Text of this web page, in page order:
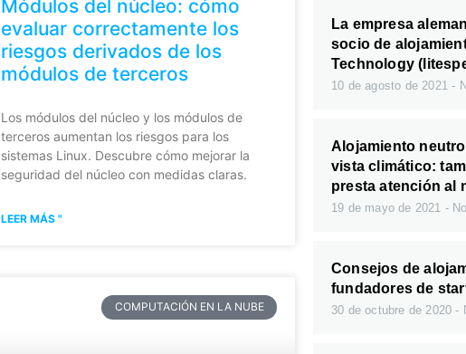
Módulos del núcleo: cómo
evaluar correctamente los
riesgos derivados de los
módulos de terceros
Los módulos del núcleo y los módulos de
terceros aumentan los riesgos para los
sistemas Linux. Descubre cómo mejorar la
seguridad del núcleo con medidas claras.
LEER MÁS "
COMPUTACIÓN EN LA NUBE
La empresa
socio de
Technology
10 de agosto de 2021
Alojamiento
vista climático:
presta atención al
19 de mayo de 2021
Consejos de
fundadores de
30 de octubre de 2020